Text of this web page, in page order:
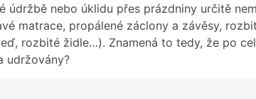
údržbě nebo úklidu přes prázdniny určitě
matrace, propálené záclony a závěsy,
rozbité židle…). Znamená to tedy, že po
udržovány?